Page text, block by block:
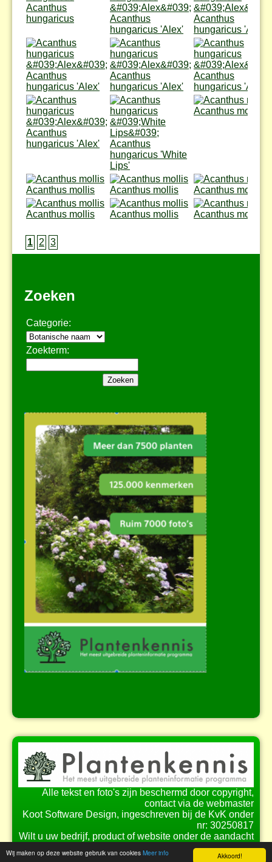
Akkoord!
Wij maken op deze website gebruik van cookies Meer info
Acanthus
hungaricus
Acanthus
hungaricus 'Alex'
Acanthus
hungaricus 'Alex'
Acanthus
hungaricus 'Alex'
Acanthus
hungaricus 'Alex'
Acanthus
hungaricus 'Alex'
Acanthus
hungaricus 'Alex'
Acanthus
hungaricus 'White
Lips'
Acanthus mollis
Acanthus mollis Acanthus mollis Acanthus mollis
Acanthus mollis Acanthus mollis Acanthus mollis
1 2 3
Zoeken
Categorie:
Zoekterm:
Alle tekst en foto's zijn beschermd door copyright,
contact via de webmaster
Koot Software Design, ingeschreven bij de KvK onder
nr: 30250817
Wilt u uw bedrijf, product of website onder de aandacht
brengen bij onze bezoekers?
Bekijk demogelijkhedenvoor samenwerking.